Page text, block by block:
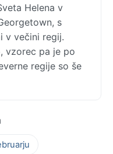
Helena v
s
v večini regij.
vzorec pa je po
regije so še